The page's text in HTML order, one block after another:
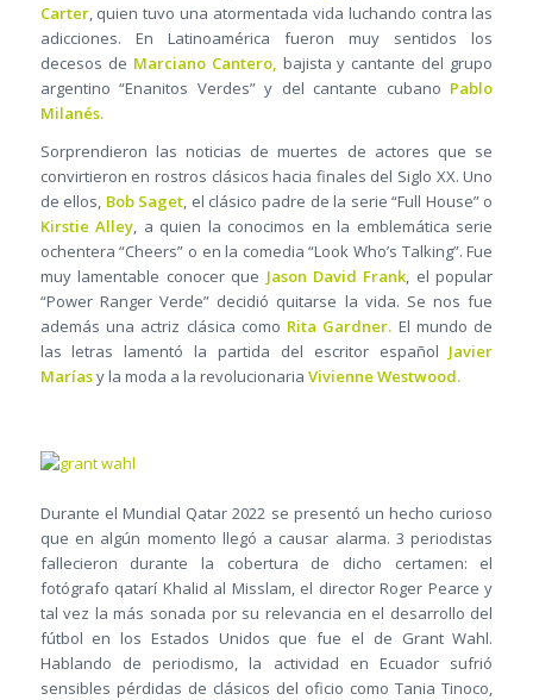
Carter, quien tuvo una atormentada vida luchando contra las
adicciones. En Latinoamérica fueron muy sentidos los
decesos de Marciano Cantero, bajista y cantante del grupo
argentino “Enanitos Verdes” y del cantante cubano Pablo
Milanés.
Sorprendieron las noticias de muertes de actores que se
convirtieron en rostros clásicos hacia finales del Siglo XX. Uno
de ellos, Bob Saget, el clásico padre de la serie “Full House” o
Kirstie Alley, a quien la conocimos en la emblemática serie
ochentera “Cheers” o en la comedia “Look Who’s Talking”. Fue
muy lamentable conocer que Jason David Frank, el popular
“Power Ranger Verde” decidió quitarse la vida. Se nos fue
además una actriz clásica como Rita Gardner. El mundo de
las letras lamentó la partida del escritor español Javier
Maríasy la moda a la revolucionaria Vivienne Westwood.
Durante el Mundial Qatar 2022 se presentó un hecho curioso
que en algún momento llegó a causar alarma. 3 periodistas
fallecieron durante la cobertura de dicho certamen: el
fotógrafo qatarí Khalid al Misslam, el director Roger Pearce y
tal vez la más sonada por su relevancia en el desarrollo del
fútbol en los Estados Unidos que fue el de Grant Wahl.
Hablando de periodismo, la actividad en Ecuador sufrió
sensibles pérdidas de clásicos del oficio como Tania Tinoco,